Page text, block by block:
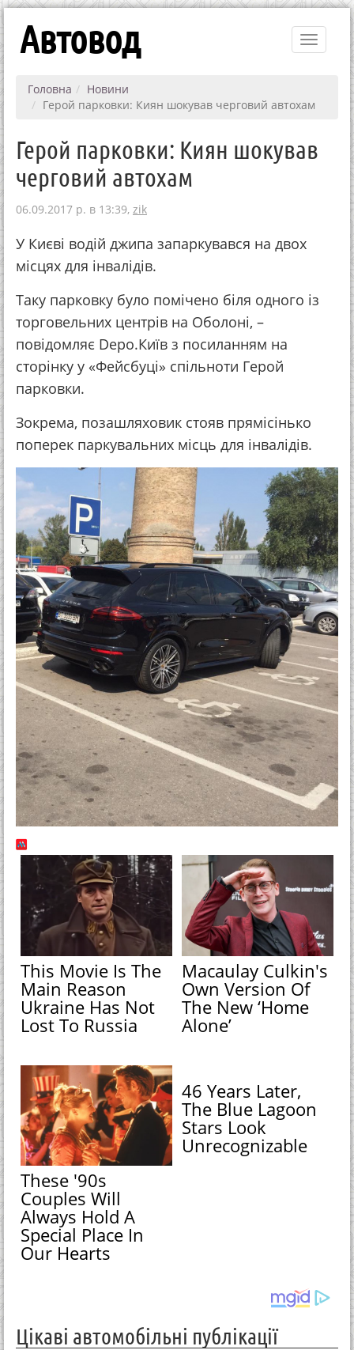
Toggle
Автовод
Головна
Новини
Герой парковки: Киян шокував черговий автохам
Герой парковки: Киян шокував
черговий автохам
06.09.2017 р. в 13:39, zik
У Києві водій джипа запаркувався на двох
місцях для інвалідів.
Таку парковку було помічено біля одного із
торговельних центрів на Оболоні, –
повідомляє Depo.Київ з посиланням на
сторінку у «Фейсбуці» спільноти Герой
парковки.
Зокрема, позашляховик стояв прямісінько
поперек паркувальних місць для інвалідів.
This Movie Is The
Main Reason
Ukraine Has Not
Lost To Russia
Macaulay Culkin's
Own Version Of
The New ‘Home
Alone’
These '90s
Couples Will
Always Hold A
Special Place In
Our Hearts
46 Years Later,
The Blue Lagoon
Stars Look
Unrecognizable
Цікаві автомобільні публікації